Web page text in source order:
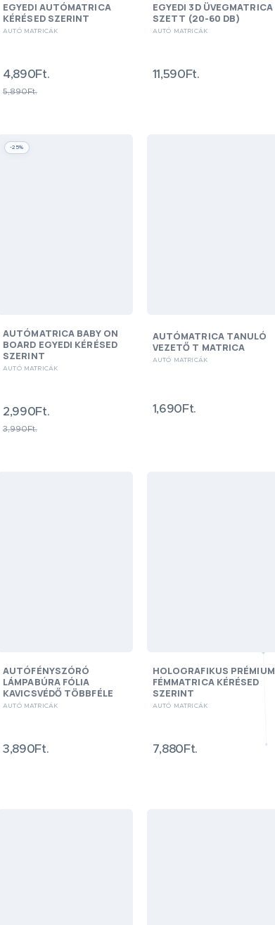
EGYEDI AUTÓMATRICA
KÉRÉSED SZERINT
AUTÓ MATRICÁK
5,890Ft.
4,890Ft.
EGYEDI 3D ÜVEGMATRICA
SZETT (20-60 DB)
AUTÓ MATRICÁK
11,590Ft.
-25%
AUTÓMATRICA BABY ON
BOARD EGYEDI KÉRÉSED
SZERINT
AUTÓ MATRICÁK
3,990Ft.
2,990Ft.
AUTÓMATRICA TANULÓ
VEZETŐ T MATRICA
AUTÓ MATRICÁK
1,690Ft.
AUTÓFÉNYSZÓRÓ
LÁMPABÚRA FÓLIA
KAVICSVÉDŐ TÖBBFÉLE
AUTÓ MATRICÁK
3,890Ft.
HOLOGRAFIKUS PRÉMIUM
FÉMMATRICA KÉRÉSED
SZERINT
AUTÓ MATRICÁK
7,880Ft.